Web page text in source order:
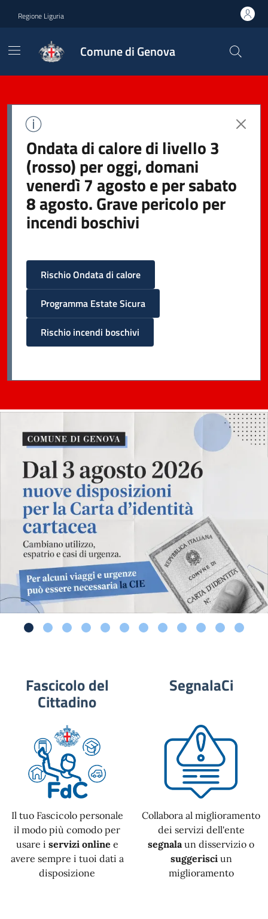
Regione Liguria
Comune di Genova
Ondata di calore di livello 3
(rosso) per oggi, domani
venerdì 7 agosto e per sabato
8 agosto. Grave pericolo per
incendi boschivi
Rischio Ondata di calore
Programma Estate Sicura
Rischio incendi boschivi
Fascicolo del
Cittadino
Il tuo Fascicolo personale
il modo più comodo per
usare i servizi online e
avere sempre i tuoi dati a
disposizione
SegnalaCi
Collabora al miglioramento
dei servizi dell'ente
segnala un disservizio o
suggerisciun
miglioramento